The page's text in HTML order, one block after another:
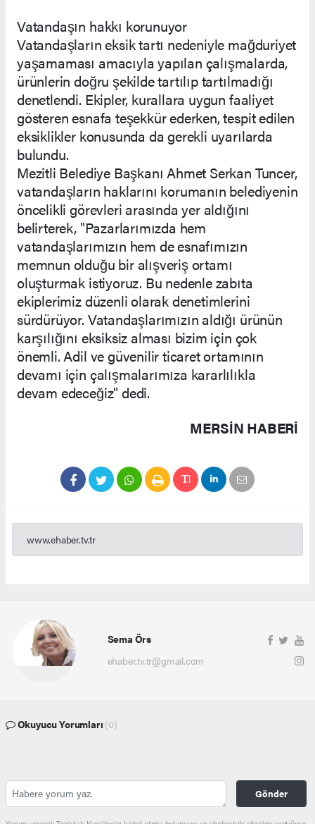
Vatandaşın hakkı korunuyor
Vatandaşların eksik tartı nedeniyle mağduriyet
yaşamaması amacıyla yapılan çalışmalarda,
ürünlerin doğru şekilde tartılıp tartılmadığı
denetlendi. Ekipler, kurallara uygun faaliyet
gösteren esnafa teşekkür ederken, tespit edilen
eksiklikler konusunda da gerekli uyarılarda
bulundu.
Mezitli Belediye Başkanı Ahmet Serkan Tuncer,
vatandaşların haklarını korumanın belediyenin
öncelikli görevleri arasında yer aldığını
belirterek, "Pazarlarımızda hem
vatandaşlarımızın hem de esnafımızın
memnun olduğu bir alışveriş ortamı
oluşturmak istiyoruz. Bu nedenle zabıta
ekiplerimiz düzenli olarak denetimlerini
sürdürüyor. Vatandaşlarımızın aldığı ürünün
karşılığını eksiksiz alması bizim için çok
önemli. Adil ve güvenilir ticaret ortamının
devamı için çalışmalarımıza kararlılıkla
devam edeceğiz" dedi.
MERSIN HABERİ
www.ehaber.tv.tr
Sema Örs
ehaber.tv.tr@gmail.com
Okuyucu Yorumları (0)
Gönder